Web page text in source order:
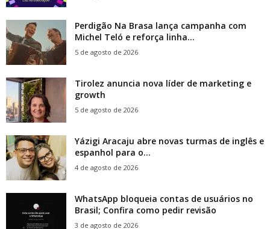
Perdigão Na Brasa lança campanha com
Michel Teló e reforça linha...
5 de agosto de 2026
Tirolez anuncia nova líder de marketing e
growth
5 de agosto de 2026
Yázigi Aracaju abre novas turmas de inglês e
espanhol para o...
4 de agosto de 2026
WhatsApp bloqueia contas de usuários no
Brasil; Confira como pedir revisão
3 de agosto de 2026